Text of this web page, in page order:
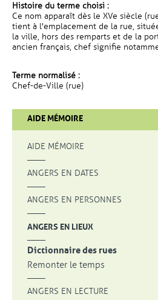
Histoire du terme choisi :
Ce nom apparaît dès le XVe siècle
tient à l'emplacement de la rue,
la ville, hors des remparts et de la
ancien français, chef signifie
Terme normalisé :
Chef-de-Ville (rue)
AIDE MÉMOIRE
AIDE MÉMOIRE
ANGERS EN DATES
ANGERS EN PERSONNES
ANGERS EN LIEUX
Dictionnaire des rues
Remonter le temps
ANGERS EN LECTURE